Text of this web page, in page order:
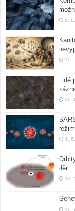
5.
10.
Lidé
30.
4.
děr
13.
10.